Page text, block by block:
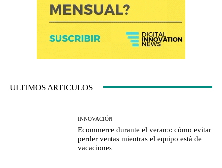
ULTIMOS ARTICULOS
INNOVACIÓN
Ecommerce durante el verano: cómo evitar
perder ventas mientras el equipo está de
vacaciones